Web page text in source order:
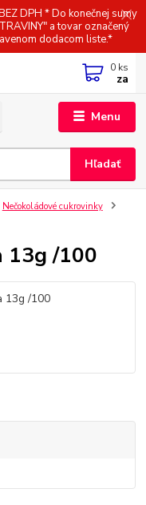
DPH * Do konečnej sumy
a tovar označený
dodacom liste.*
Menu
Hľadať
0 ks
za
Nečokoládové cukrovinky
13g /100